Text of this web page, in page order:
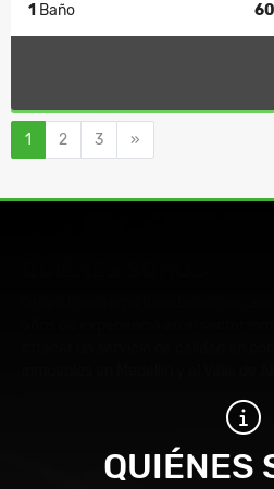
1 Baño 60
1 2 3 »
QUIÉNES